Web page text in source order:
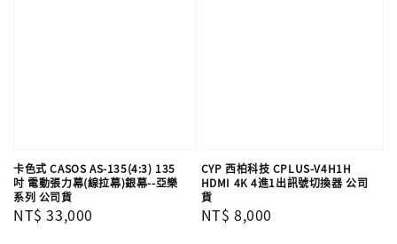
卡色式 CASOS AS-135(4:3) 135
吋 電動張力幕(線拉幕)銀幕--亞樂
系列 公司貨
Regular
NT$ 33,000
CYP 西柏科技 CPLUS-V4H1H
HDMI 4K 4進1出訊號切換器 公司
貨
Regular
NT$ 8,000